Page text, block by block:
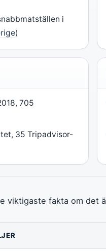
i
)
705
35 Tripadvisor-
viktigaste fakta om det